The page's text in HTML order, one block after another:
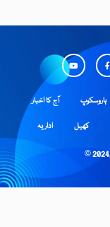
آج کا اخبار ہاروسکوپ
اداریہ کھیل